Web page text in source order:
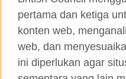
Facebook
Twitter
pertama dan ketiga
konten web,
web, dan
ini diperlukan agar